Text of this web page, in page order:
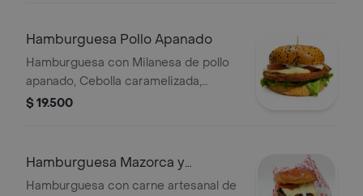
Hamburguesa Pollo Apanado
Hamburguesa con Milanesa de pollo
apanado, Cebolla caramelizada,
Lechuga fresca, Tomate, Papa ripio,
$ 19.500
Hamburguesa Mazorca y
Champiñón
Hamburguesa con carne artesanal de